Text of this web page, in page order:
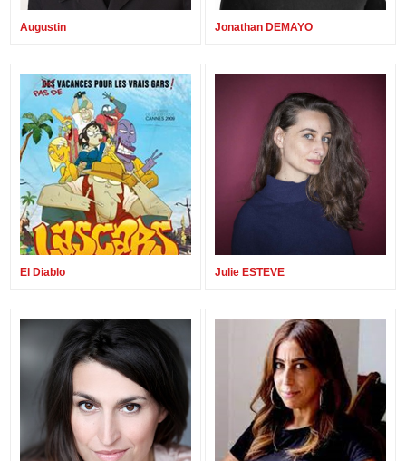
Augustin Jonathan DEMAYO
El Diablo Julie ESTEVE